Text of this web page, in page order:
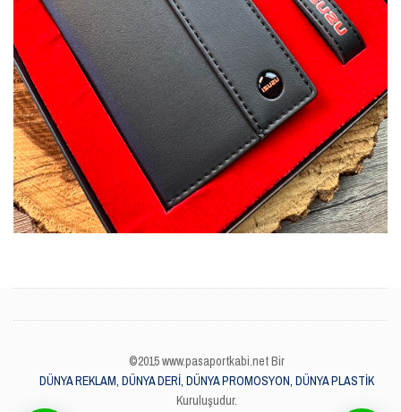
©2015 www.pasaportkabi.net Bir
DÜNYA REKLAM, DÜNYA DERİ, DÜNYA PROMOSYON, DÜNYA PLASTİK
Kuruluşudur.